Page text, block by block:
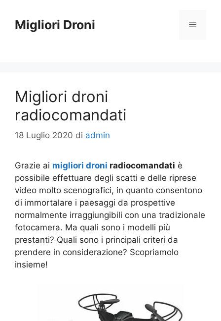
contenuto
Migliori Droni Menu
Migliori droni
radiocomandati
18 Luglio 2020 di admin
Grazie ai migliori droni radiocomandati è
possibile effettuare degli scatti e delle riprese
video molto scenografici, in quanto consentono
di immortalare i paesaggi da prospettive
normalmente irraggiungibili con una tradizionale
fotocamera. Ma quali sono i modelli più
prestanti? Quali sono i principali criteri da
prendere in considerazione? Scopriamolo
insieme!